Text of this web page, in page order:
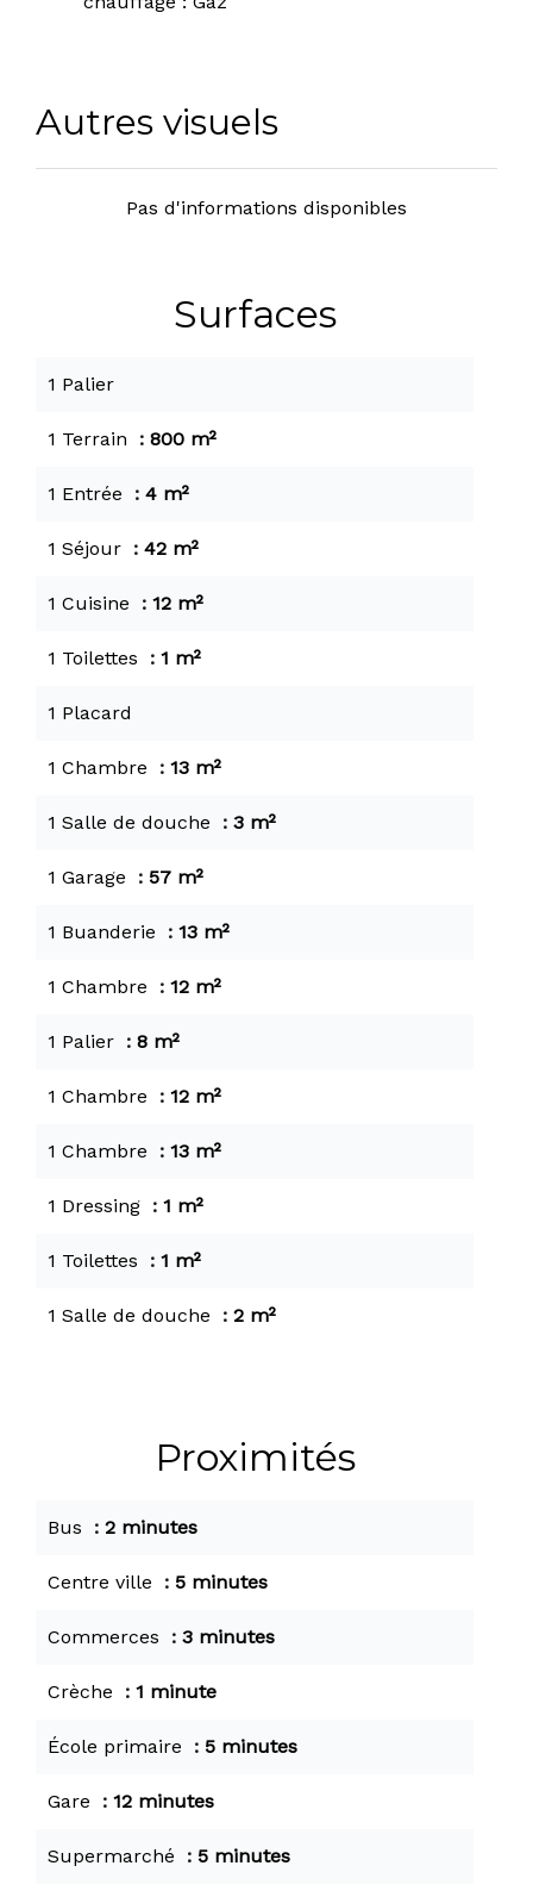
Autres visuels
Pas d'informations disponibles
Surfaces
1 Palier
1 Terrain 800 m²
1 Entrée 4 m²
1 Séjour 42 m²
1 Cuisine 12 m²
1 Toilettes 1 m²
1 Placard
1 Chambre 13 m²
1 Salle de douche 3 m²
1 Garage 57 m²
1 Buanderie 13 m²
1 Chambre 12 m²
1 Palier 8 m²
1 Chambre 12 m²
1 Chambre 13 m²
1 Dressing 1 m²
1 Toilettes 1 m²
1 Salle de douche 2 m²
Proximités
Bus 2 minutes
Centre ville 5 minutes
Commerces 3 minutes
Crèche 1 minute
École primaire 5 minutes
Gare 12 minutes
Supermarché 5 minutes